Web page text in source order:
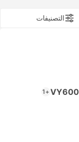
التصنيفات
+1